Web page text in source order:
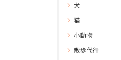
犬
猫
小動物
散歩代行